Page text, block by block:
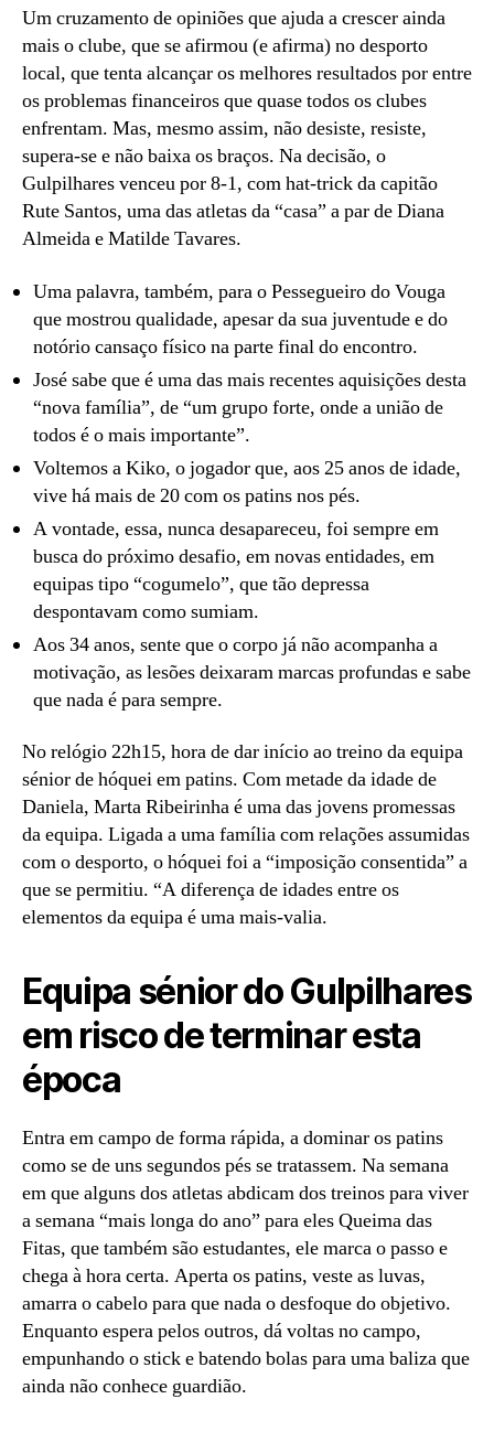
Um cruzamento de opiniões que ajuda a crescer ainda
mais o clube, que se afirmou (e afirma) no desporto
local, que tenta alcançar os melhores resultados por entre
os problemas financeiros que quase todos os clubes
enfrentam. Mas, mesmo assim, não desiste, resiste,
supera-se e não baixa os braços. Na decisão, o
Gulpilhares venceu por 8-1, com hat-trick da capitão
Rute Santos, uma das atletas da “casa” a par de Diana
Almeida e Matilde Tavares.
Uma palavra, também, para o Pessegueiro do Vouga
que mostrou qualidade, apesar da sua juventude e do
notório cansaço físico na parte final do encontro.
José sabe que é uma das mais recentes aquisições desta
“nova família”, de “um grupo forte, onde a união de
todos é o mais importante”.
Voltemos a Kiko, o jogador que, aos 25 anos de idade,
vive há mais de 20 com os patins nos pés.
A vontade, essa, nunca desapareceu, foi sempre em
busca do próximo desafio, em novas entidades, em
equipas tipo “cogumelo”, que tão depressa
despontavam como sumiam.
Aos 34 anos, sente que o corpo já não acompanha a
motivação, as lesões deixaram marcas profundas e sabe
que nada é para sempre.
No relógio 22h15, hora de dar início ao treino da equipa
sénior de hóquei em patins. Com metade da idade de
Daniela, Marta Ribeirinha é uma das jovens promessas
da equipa. Ligada a uma família com relações assumidas
com o desporto, o hóquei foi a “imposição consentida” a
que se permitiu. “A diferença de idades entre os
elementos da equipa é uma mais-valia.
Equipa sénior do Gulpilhares
em risco de terminar esta
época
Entra em campo de forma rápida, a dominar os patins
como se de uns segundos pés se tratassem. Na semana
em que alguns dos atletas abdicam dos treinos para viver
a semana “mais longa do ano” para eles Queima das
Fitas, que também são estudantes, ele marca o passo e
chega à hora certa. Aperta os patins, veste as luvas,
amarra o cabelo para que nada o desfoque do objetivo.
Enquanto espera pelos outros, dá voltas no campo,
empunhando o stick e batendo bolas para uma baliza que
ainda não conhece guardião.